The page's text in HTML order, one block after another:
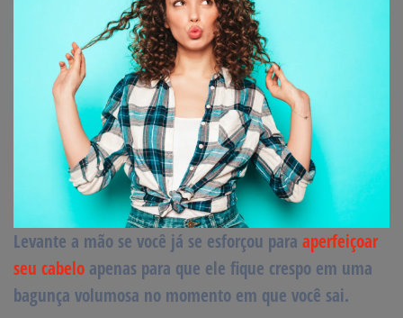
Levante a mão se você já se esforçou para aperfeiçoar
seu cabelo apenas para que ele fique crespo em uma
bagunça volumosa no momento em que você sai.